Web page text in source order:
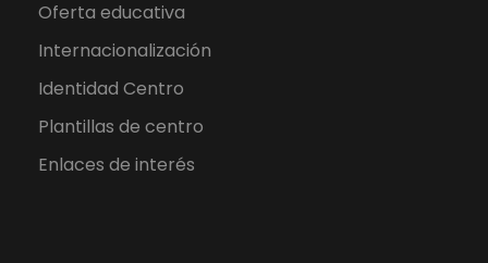
Oferta educativa
Internacionalización
Identidad Centro
Plantillas de centro
Enlaces de interés